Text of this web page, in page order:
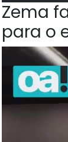
Zema
para o